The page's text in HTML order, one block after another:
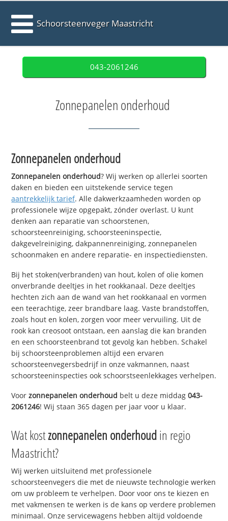
Schoorsteenveger Maastricht
043-2061246
Zonnepanelen onderhoud
Zonnepanelen onderhoud
Zonnepanelen onderhoud? Wij werken op allerlei soorten
daken en bieden een uitstekende service tegen
aantrekkelijk tarief. Alle dakwerkzaamheden worden op
professionele wijze opgepakt, zónder overlast. U kunt
denken aan reparatie van schoorstenen,
schoorsteenreiniging, schoorsteeninspectie,
dakgevelreiniging, dakpannenreiniging, zonnepanelen
schoonmaken en andere reparatie- en inspectiediensten.
Bij het stoken(verbranden) van hout, kolen of olie komen
onverbrande deeltjes in het rookkanaal. Deze deeltjes
hechten zich aan de wand van het rookkanaal en vormen
een teerachtige, zeer brandbare laag. Vaste brandstoffen,
zoals hout en kolen, zorgen voor meer vervuiling. Uit de
rook kan creosoot ontstaan, een aanslag die kan branden
en een schoorsteenbrand tot gevolg kan hebben. Schakel
bij schoorsteenproblemen altijd een ervaren
schoorsteenvegersbedrijf in onze vakmannen, naast
schoorsteeninspecties ook schoorstseenlekkages verhelpen.
Voorzonnepanelen onderhoud belt u deze middag043-
2061246! Wij staan 365 dagen per jaar voor u klaar.
Wat kostzonnepanelen onderhoudin regio
Maastricht?
Wij werken uitsluitend met professionele
schoorsteenvegers die met de nieuwste technologie werken
om uw probleem te verhelpen. Door voor ons te kiezen en
met vakmensen te werken is de kans op verdere problemen
minimaal. Onze servicewagens hebben altijd voldoende